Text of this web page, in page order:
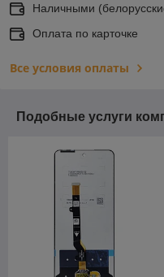
Наличными
Оплата по карточке
Все условия оплаты
Подобные услуги